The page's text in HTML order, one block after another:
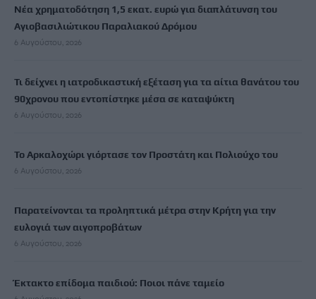
Νέα χρηματοδότηση 1,5 εκατ. ευρώ για διαπλάτυνση του
Αγιοβασιλιώτικου Παραλιακού Δρόμου
6 Αυγούστου, 2026
Τι δείχνει η ιατροδικαστική εξέταση για τα αίτια θανάτου του
90χρονου που εντοπίστηκε μέσα σε καταψύκτη
6 Αυγούστου, 2026
Το Αρκαλοχώρι γιόρτασε τον Προστάτη και Πολιούχο του
6 Αυγούστου, 2026
Παρατείνονται τα προληπτικά μέτρα στην Κρήτη για την
ευλογιά των αιγοπροβάτων
6 Αυγούστου, 2026
Έκτακτο επίδομα παιδιού: Ποιοι πάνε ταμείο